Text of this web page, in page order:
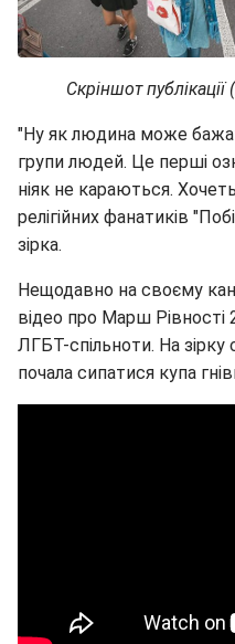
Скріншот
"Ну як людина може
групи людей. Це перші
ніяк не караються.
релігійних фанатиків
зірка.
Нещодавно на своєму
відео про Марш Рівності
ЛГБТ-спільноти. На зірку
почала сипатися купа